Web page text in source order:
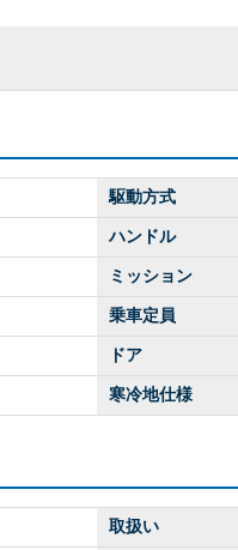
駆動方式
ハンドル
ミッション
乗車定員
ドア
寒冷地仕様
取扱い